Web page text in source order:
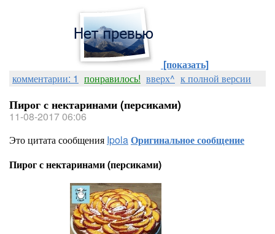
[показать]
комментарии: 1 понравилось! вверх^ к полной версии
Пирог с нектаринами (персиками)
11-08-2017 06:06
Это цитата сообщения IpolaОригинальное сообщение
Пирог с нектаринами (персиками)